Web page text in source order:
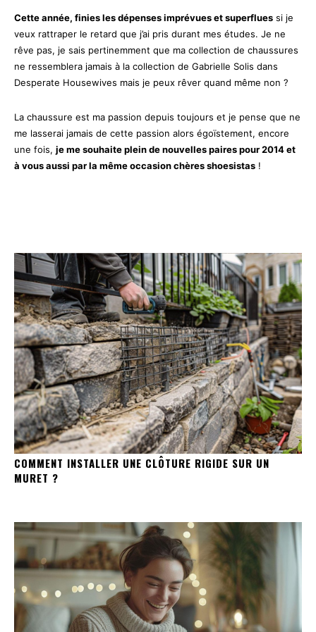
Cette année, finies les dépenses imprévues et superflues si je
veux rattraper le retard que j’ai pris durant mes études. Je ne
rêve pas, je sais pertinemment que ma collection de chaussures
ne ressemblera jamais à la collection de Gabrielle Solis dans
Desperate Housewives mais je peux rêver quand même non ?
La chaussure est ma passion depuis toujours et je pense que ne
me lasserai jamais de cette passion alors égoïstement, encore
une fois, je me souhaite plein de nouvelles paires pour 2014 et
à vous aussi par la même occasion chères shoesistas !
COMMENT INSTALLER UNE CLÔTURE RIGIDE SUR UN
MURET ?